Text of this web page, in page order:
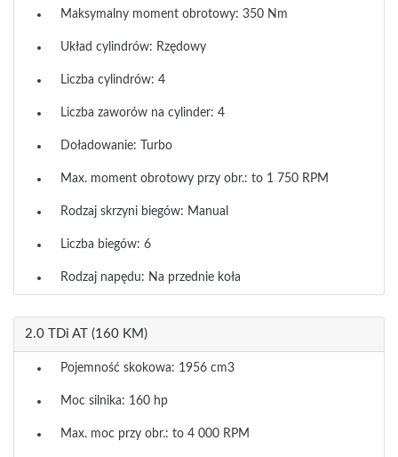
Maksymalny moment obrotowy: 350 Nm
Układ cylindrów: Rzędowy
Liczba cylindrów: 4
Liczba zaworów na cylinder: 4
Doładowanie: Turbo
Max. moment obrotowy przy obr.: to 1 750 RPM
Rodzaj skrzyni biegów: Manual
Liczba biegów: 6
Rodzaj napędu: Na przednie koła
2.0 TDi AT (160 KM)
Pojemność skokowa: 1956 cm3
Moc silnika: 160 hp
Max. moc przy obr.: to 4 000 RPM